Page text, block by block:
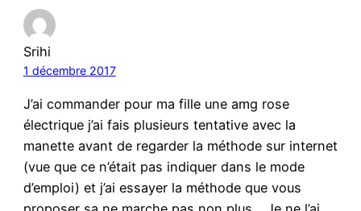
Srihi
1 décembre 2017
J’ai commander pour ma fille une amg rose
électrique j’ai fais plusieurs tentative avec la
manette avant de regarder la méthode sur internet
(vue que ce n’était pas indiquer dans le mode
d’emploi) et j’ai essayer la méthode que vous